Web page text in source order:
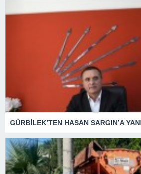
GÜRBİLEK’TEN HASAN SARGIN’A